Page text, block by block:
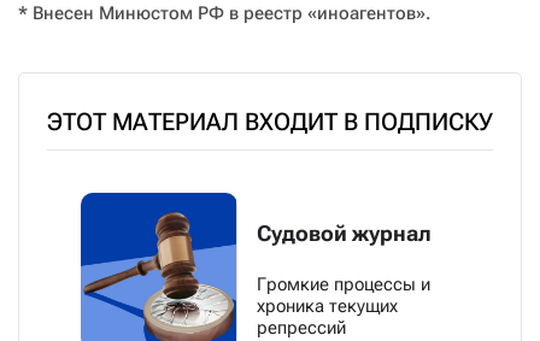
* Внесен Минюстом РФ в реестр «иноагентов».
ЭТОТ МАТЕРИАЛ ВХОДИТ В ПОДПИСКУ
Судовой журнал
Громкие процессы и
хроника текущих
репрессий